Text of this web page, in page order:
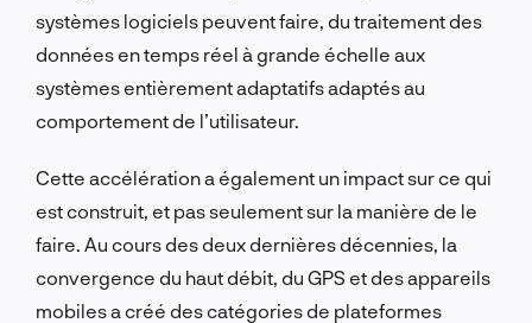
systèmes logiciels peuvent faire, du traitement des
données en temps réel à grande échelle aux
systèmes entièrement adaptatifs adaptés au
comportement de l’utilisateur.
Cette accélération a également un impact sur ce qui
est construit, et pas seulement sur la manière de le
faire. Au cours des deux dernières décennies, la
convergence du haut débit, du GPS et des appareils
mobiles a créé des catégories de plateformes